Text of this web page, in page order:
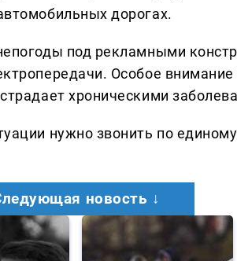
дорогах.
под рекламными
Особое внимание
хроническими
нужно звонить по
новость ↓